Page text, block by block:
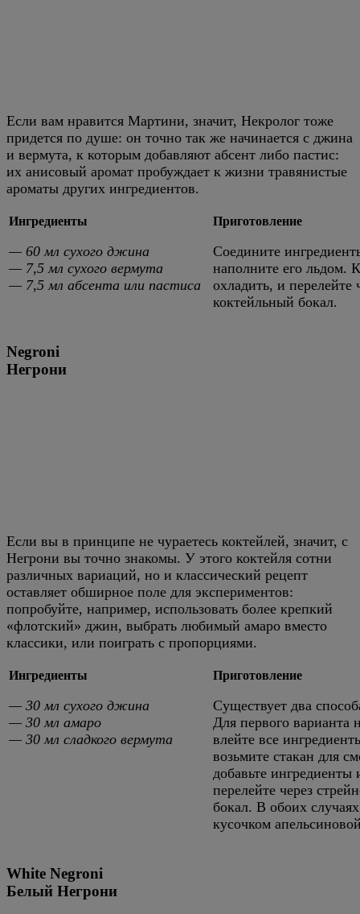
Если вам нравится Мартини, значит, Некролог тоже
придется по душе: он точно так же начинается с джина
и вермута, к которым добавляют абсент либо пастис:
их анисовый аромат пробуждает к жизни травянистые
ароматы других ингредиентов.
Ингредиенты
— 60 мл сухого джина
— 7,5 мл сухого вермута
— 7,5 мл абсента или пастиса
Приготовление
Соедините
наполните его льдом.
охладить, и
коктейльный бокал.
Negroni
Негрони
Если вы в принципе не чураетесь коктейлей, значит, с
Негрони вы точно знакомы. У этого коктейля сотни
различных вариаций, но и классический рецепт
оставляет обширное поле для экспериментов:
попробуйте, например, использовать более крепкий
«флотский» джин, выбрать любимый амаро вместо
классики, или поиграть с пропорциями.
Ингредиенты
— 30 мл сухого джина
— 30 мл амаро
— 30 мл сладкого вермута
Приготовление
Существует два
Для первого
влейте все
возьмите стакан для
добавьте
перелейте через
бокал. В обоих
кусочком
White Negroni
Белый Негрони